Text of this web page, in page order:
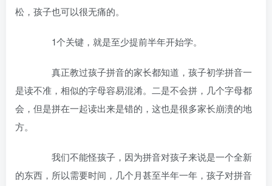
松，孩子也可以很无痛的。
1个关键，就是至少提前半年开始学。
真正教过孩子拼音的家长都知道，孩子初学拼音一
是读不准，相似的字母容易混淆。二是不会拼，几个字母都
会，但是拼在一起读出来是错的，这也是很多家长崩溃的地
方。
我们不能怪孩子，因为拼音对孩子来说是一个全新
的东西，所以需要时间，几个月甚至半年一年，孩子对拼音